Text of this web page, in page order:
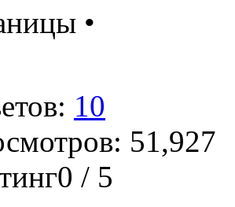
•
10
51,927
/ 5